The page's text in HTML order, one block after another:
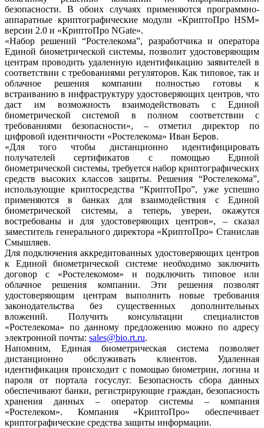
безопасности. В обоих случаях применяются программно-
аппаратные криптографические модули «КриптоПро HSM»
версии 2.0 и «КриптоПро NGate».
«Набор решений “Ростелекома”, разработчика и оператора
Единой биометрической системы, позволит удостоверяющим
центрам проводить удаленную идентификацию заявителей в
соответствии с требованиями регуляторов. Как типовое, так и
облачное решения компании полностью готовы к
встраиванию в инфраструктуру удостоверяющих центров, что
даст им возможность взаимодействовать с Единой
биометрической системой в полном соответствии с
требованиями безопасности», – отметил директор по
цифровой идентичности «Ростелекома» Иван Беров.
«Для того чтобы дистанционно идентифицировать
получателей сертификатов с помощью Единой
биометрической системы, требуется набор криптографических
средств высоких классов защиты. Решения “Ростелекома”,
использующие криптосредства “КриптоПро”, уже успешно
применяются в банках для взаимодействия с Единой
биометрической системы, а теперь, уверен, окажутся
востребованы и для удостоверяющих центров», – сказал
заместитель генерального директора «КриптоПро» Станислав
Смышляев.
Для подключения аккредитованных удостоверяющих центров
к Единой биометрической системе необходимо заключить
договор с «Ростелекомом» и подключить типовое или
облачное решения компании. Эти решения позволят
удостоверяющим центрам выполнить новые требования
законодательства без существенных дополнительных
вложений. Получить консультации специалистов
«Ростелекома» по данному предложению можно по адресу
электронной почты: sales@bio.rt.ru.
Напомним, Единая биометрическая система позволяет
дистанционно обслуживать клиентов. Удаленная
идентификация происходит с помощью биометрии, логина и
пароля от портала госуслуг. Безопасность сбора данных
обеспечивают банки, регистрирующие граждан, безопасность
хранения данных – оператор системы – компания
«Ростелеком». Компания «КриптоПро» обеспечивает
криптографические средства защиты информации.